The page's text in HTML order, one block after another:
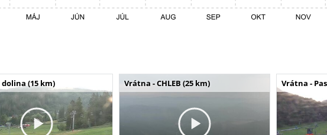
dolina (15 km) Vrátna - CHLEB (25 km) Vrátna -